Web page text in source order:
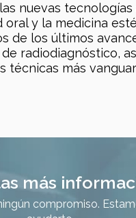
nuevas tecnologías
oral y la medicina
de los últimos
radiodiagnóstico,
técnicas más
más
compromiso.